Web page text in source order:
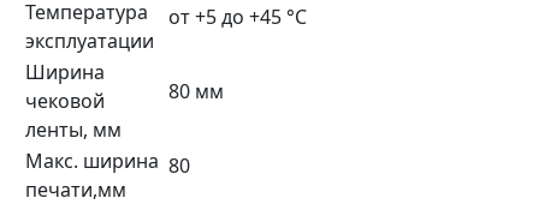
Температура
эксплуатации
от +5 до +45 °С
Ширина
чековой
ленты, мм
80 мм
Макс. ширина
печати,мм
80